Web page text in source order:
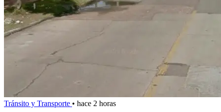
Tránsito y Transporte • hace 2 horas